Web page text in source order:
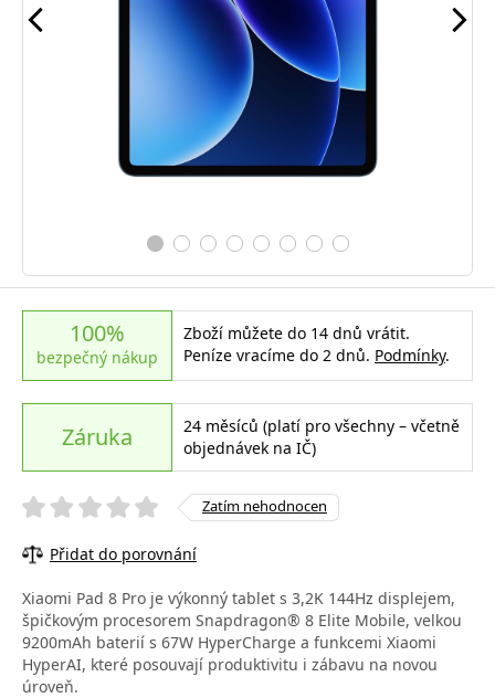
100%
bezpečný nákup
Zboží můžete do 14 dnů vrátit.
Peníze vracíme do 2 dnů. Podmínky.
Záruka
24 měsíců (platí pro všechny – včetně
objednávek na IČ)
Zatím nehodnocen
Přidat do porovnání
Xiaomi Pad 8 Pro je výkonný tablet s 3,2K 144Hz displejem,
špičkovým procesorem Snapdragon® 8 Elite Mobile, velkou
9200mAh baterií s 67W HyperCharge a funkcemi Xiaomi
HyperAI, které posouvají produktivitu i zábavu na novou
úroveň.